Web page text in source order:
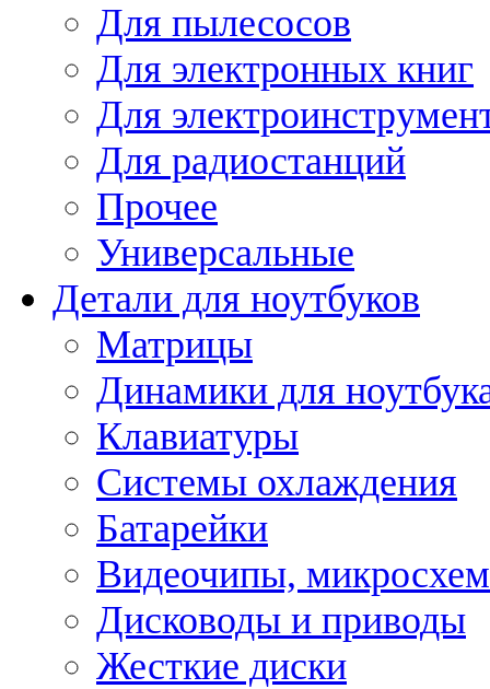
Для пылесосов
Для электронных книг
Для
Для радиостанций
Прочее
Универсальные
Детали для ноутбуков
Матрицы
Динамики для
Клавиатуры
Системы охлаждения
Батарейки
Видеочипы,
Дисководы и приводы
Жесткие диски